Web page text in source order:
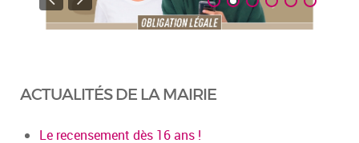
ACTUALITÉS DE LA MAIRIE
Le recensement dès 16 ans !